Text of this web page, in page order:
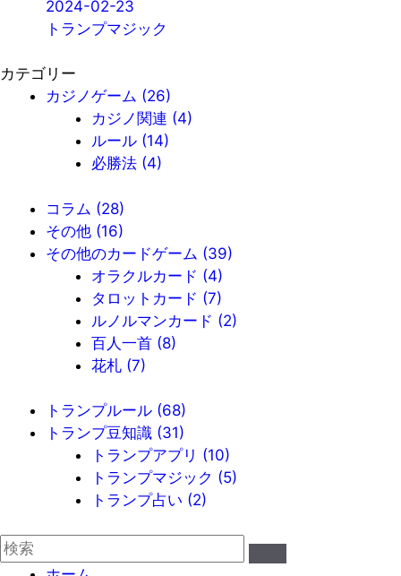
2024-02-23
トランプマジック
カテゴリー
カジノゲーム (26)
カジノ関連 (4)
ルール (14)
必勝法 (4)
コラム (28)
その他 (16)
その他のカードゲーム (39)
オラクルカード (4)
タロットカード (7)
ルノルマンカード (2)
百人一首 (8)
花札 (7)
トランプルール (68)
トランプ豆知識 (31)
トランプアプリ (10)
トランプマジック (5)
トランプ占い (2)